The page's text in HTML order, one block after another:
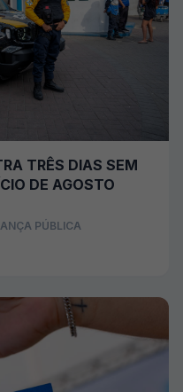
TRÊS DIAS SEM
DE AGOSTO
PÚBLICA